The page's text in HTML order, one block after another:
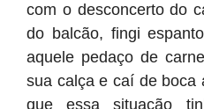
com o desconcerto do
do balcão, fingi
aquele pedaço de
sua calça e caí de boca
que essa situação